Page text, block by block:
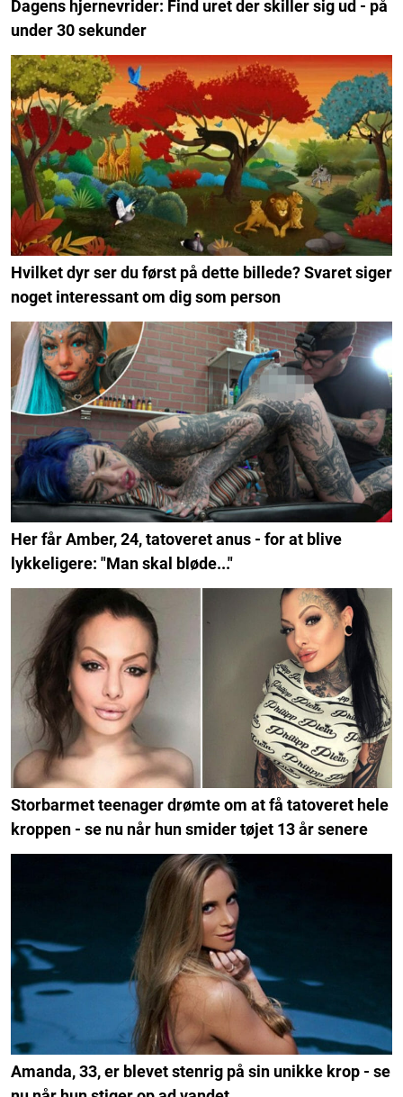
Dagens hjernevrider: Find uret der skiller sig ud - på
under 30 sekunder
Hvilket dyr ser du først på dette billede? Svaret siger
noget interessant om dig som person
Her får Amber, 24, tatoveret anus - for at blive
lykkeligere: "Man skal bløde..."
Storbarmet teenager drømte om at få tatoveret hele
kroppen - se nu når hun smider tøjet 13 år senere
Amanda, 33, er blevet stenrig på sin unikke krop - se